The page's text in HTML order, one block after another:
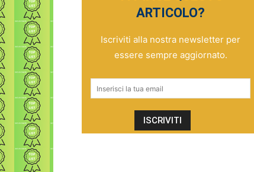
ARTICOLO?
Iscriviti alla nostra newsletter per
essere sempre aggiornato.